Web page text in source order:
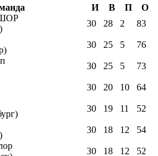
И В П
О
30 28 2 83
30 25 5 76
30 25 5 73
30 20 10 64
30 19 11 52
30 18 12 54
30 18 12 52